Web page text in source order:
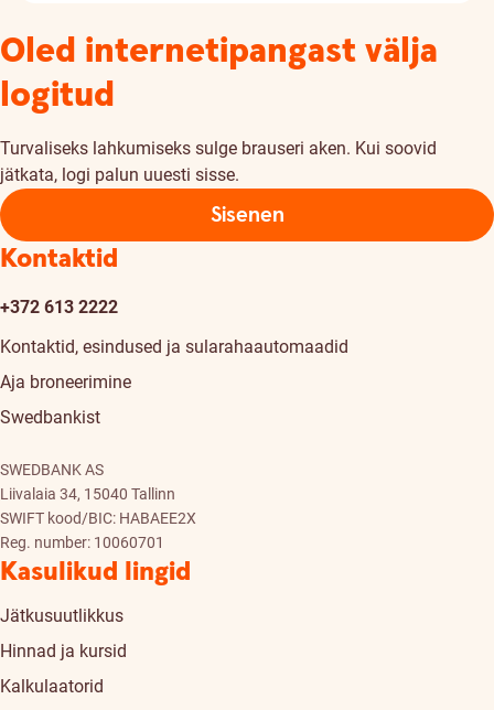
Oled internetipangast välja
logitud
Turvaliseks lahkumiseks sulge brauseri aken. Kui soovid
jätkata, logi palun uuesti sisse.
Sisenen
Kontaktid
+372 613 2222
Kontaktid, esindused ja sularahaautomaadid
Aja broneerimine
Swedbankist
SWEDBANK AS
Liivalaia 34, 15040 Tallinn
SWIFT kood/BIC: HABAEE2X
Reg. number: 10060701
Kasulikud lingid
Jätkusuutlikkus
Hinnad ja kursid
Kalkulaatorid